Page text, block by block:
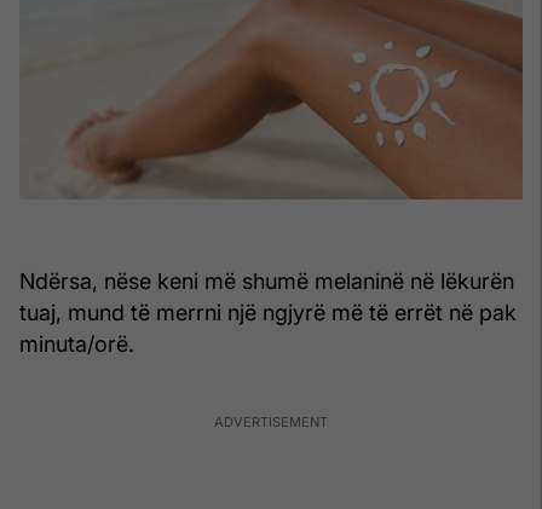
Ndërsa, nëse keni më shumë melaninë në lëkurën
tuaj, mund të merrni një ngjyrë më të errët në pak
minuta/orë.